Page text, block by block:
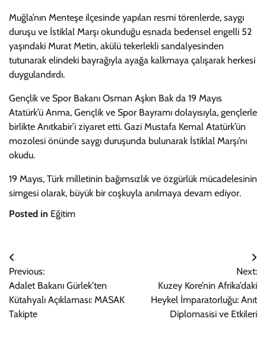
Muğla’nın Menteşe ilçesinde yapılan resmi törenlerde, saygı
duruşu ve İstiklal Marşı okunduğu esnada bedensel engelli 52
yaşındaki Murat Metin, akülü tekerlekli sandalyesinden
tutunarak elindeki bayrağıyla ayağa kalkmaya çalışarak herkesi
duygulandırdı.
Gençlik ve Spor Bakanı Osman Aşkın Bak da 19 Mayıs
Atatürk’ü Anma, Gençlik ve Spor Bayramı dolayısıyla, gençlerle
birlikte Anıtkabir’i ziyaret etti. Gazi Mustafa Kemal Atatürk’ün
mozolesi önünde saygı duruşunda bulunarak İstiklal Marşı’nı
okudu.
19 Mayıs, Türk milletinin bağımsızlık ve özgürlük mücadelesinin
simgesi olarak, büyük bir coşkuyla anılmaya devam ediyor.
Posted in Eğitim
Yazı
gezinmesi
Previous:
Adalet Bakanı Gürlek’ten
Kütahyalı Açıklaması: MASAK
Takipte
Next:
Kuzey Kore’nin Afrika’daki
Heykel İmparatorluğu: Anıt
Diplomasisi ve Etkileri